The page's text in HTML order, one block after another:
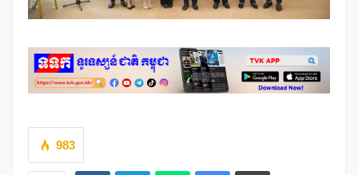
983